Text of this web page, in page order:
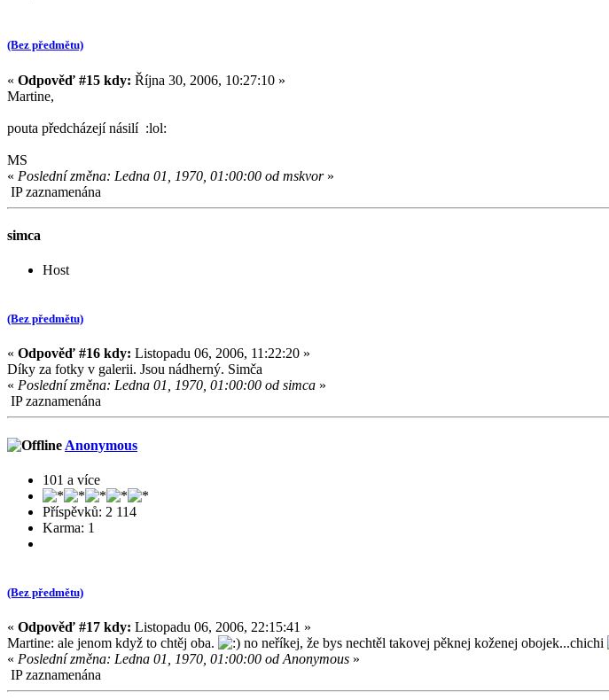
(Bez předmětu)
« Odpověď #15 kdy: Října 30, 2006, 10:27:10 »
Martine,
pouta předcházejí násilí :lol:
MS
« Poslední změna: Ledna 01, 1970, 01:00:00 od mskvor»
IP zaznamenána
simca
Host
(Bez předmětu)
« Odpověď #16 kdy: Listopadu 06, 2006, 11:22:20 »
Díky za fotky v galerii. Jsou nádherný. Simča
« Poslední změna: Ledna 01, 1970, 01:00:00 od simca »
IP zaznamenána
Anonymous
101 a více
Příspěvků: 2 114
Karma: 1
(Bez předmětu)
« Odpověď #17 kdy: Listopadu 06, 2006, 22:15:41 »
Martine: ale jenom když to chtěj oba.
no neříkej, že bys nechtěl takovej pěknej koženej obojek...chichi
« Poslední změna: Ledna 01, 1970, 01:00:00 od Anonymous »
IP zaznamenána